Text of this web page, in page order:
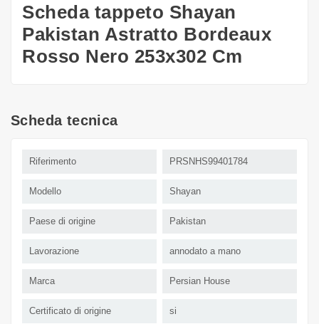
Scheda tappeto Shayan
Pakistan Astratto Bordeaux
Rosso Nero 253x302 Cm
Scheda tecnica
Riferimento PRSNHS99401784
Modello Shayan
Paese di origine Pakistan
Lavorazione annodato a mano
Marca Persian House
Certificato di origine si